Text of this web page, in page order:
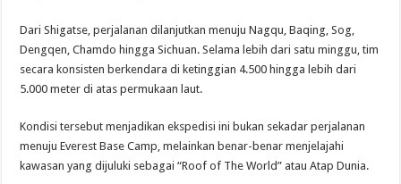
Dari Shigatse, perjalanan dilanjutkan menuju Nagqu, Baqing, Sog,
Dengqen, Chamdo hingga Sichuan. Selama lebih dari satu minggu, tim
secara konsisten berkendara di ketinggian 4.500 hingga lebih dari
5.000 meter di atas permukaan laut.
Kondisi tersebut menjadikan ekspedisi ini bukan sekadar perjalanan
menuju Everest Base Camp, melainkan benar-benar menjelajahi
kawasan yang dijuluki sebagai “Roof of The World” atau Atap Dunia.